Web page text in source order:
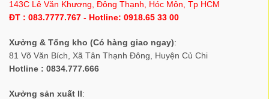
143C Lê Văn Khương, Đông Thạnh, Hóc Môn, Tp HCM
ĐT : 083.7777.767 - Hotline: 0918.65 33 00
Xưởng & Tổng kho (Có hàng giao ngay):
81 Võ Văn Bích, Xã Tân Thạnh Đông, Huyện Củ Chi
Hotline : 0834.777.666
Xưởng sản xuất II: